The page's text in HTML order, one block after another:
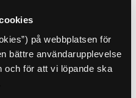
på webbplatsen för
bättre användarupplevelse
och för att vi löpande ska
Gå in som sponsor & bygg ert varumärke med ett brett kontaktnät